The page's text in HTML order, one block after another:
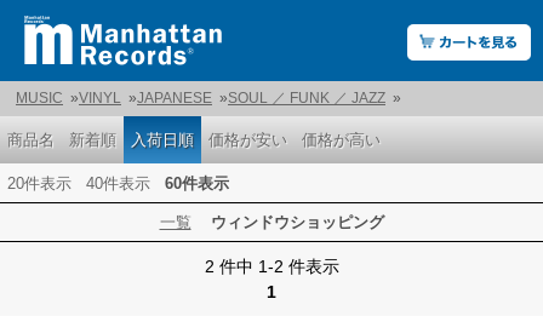
MUSIC »VINYL »JAPANESE »SOUL ／ FUNK ／ JAZZ »
商品名 新着順 入荷日順 価格が安い 価格が高い
20件表示 40件表示 60件表示
一覧 ウィンドウショッピング
2 件中 1-2 件表示
1